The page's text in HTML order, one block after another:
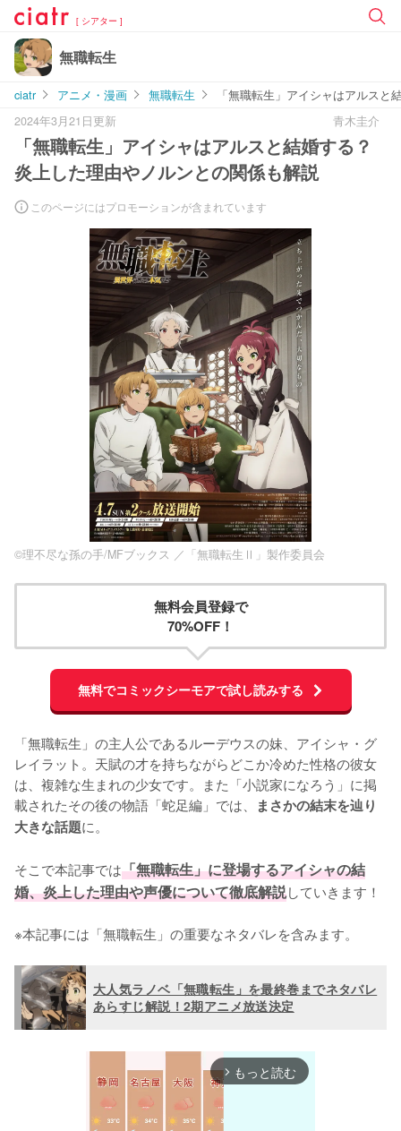
[ シアター ]
無職転生
ciatr アニメ・漫画 無職転生
「無職転生」アイシャはアルス
2024年3月21日更新
青木圭介
「無職転生」アイシャはアルスと結婚する？
炎上した理由やノルンとの関係も解説
このページにはプロモーションが含まれています
©理不尽な孫の手/MFブックス ／「無職転生Ⅱ」製作委員会
無料会員登録で
70%OFF！
無料でコミックシーモアで試し読みする
「無職転生」の主人公であるルーデウスの妹、アイシャ・グ
レイラット。天賦の才を持ちながらどこか冷めた性格の彼女
は、複雑な生まれの少女です。また「小説家になろう」に掲
載されたその後の物語「蛇足編」では、
まさかの結末を辿り
大きな話題に。
そこで本記事では「無職転生」に登場するアイシャの結
婚、炎上した理由や声優について徹底解説していきます！
※本記事には「無職転生」の重要なネタバレを含みます。
大人気ラノベ「無職転生」を最終巻までネタバレ
あらすじ解説！2期アニメ放送決定
arrow_forward_ios もっと読む